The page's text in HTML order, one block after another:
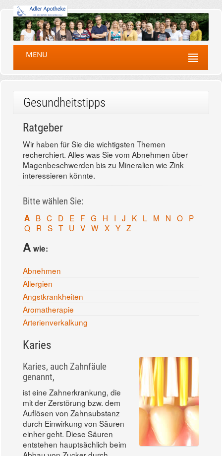
MENU
Gesundheitstipps
Ratgeber
Wir haben für Sie die wichtigsten Themen
recherchiert. Alles was Sie vom Abnehmen über
Magenbeschwerden bis zu Mineralien wie Zink
interessieren könnte.
Bitte wählen Sie:
A B C D E F G H I J K L M N O P
Q R S T U V W X Y Z
A wie:
Abnehmen
Allergien
Angstkrankheiten
Aromatherapie
Arterienverkalkung
Karies
Karies, auch Zahnfäule
genannt,
ist eine Zahnerkrankung, die
mit der Zerstörung bzw. dem
Auflösen von Zahnsubstanz
durch Einwirkung von Säuren
einher geht. Diese Säuren
entstehen hauptsächlich beim